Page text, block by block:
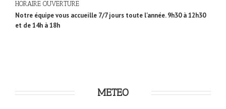
HORAIRE OUVERTURE
Notre équipe vous accueille 7/7 jours toute l'année. 9h30 à 12h30
et de 14h à 18h
METEO